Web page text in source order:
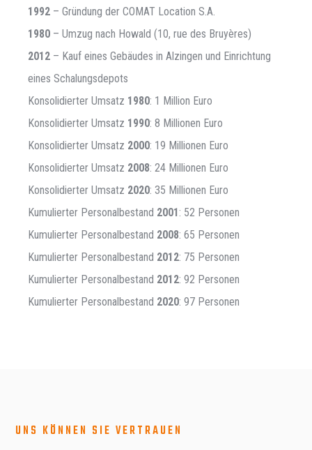
1992 – Gründung der COMAT Location S.A.
1980 – Umzug nach Howald (10, rue des Bruyères)
2012 – Kauf eines Gebäudes in Alzingen und Einrichtung
eines Schalungsdepots
Konsolidierter Umsatz 1980: 1 Million Euro
Konsolidierter Umsatz 1990: 8 Millionen Euro
Konsolidierter Umsatz 2000: 19 Millionen Euro
Konsolidierter Umsatz 2008: 24 Millionen Euro
Konsolidierter Umsatz 2020: 35 Millionen Euro
Kumulierter Personalbestand 2001 : 52 Personen
Kumulierter Personalbestand 2008: 65 Personen
Kumulierter Personalbestand 2012: 75 Personen
Kumulierter Personalbestand 2012: 92 Personen
Kumulierter Personalbestand 2020: 97 Personen
UNS KÖNNEN SIE VERTRAUEN